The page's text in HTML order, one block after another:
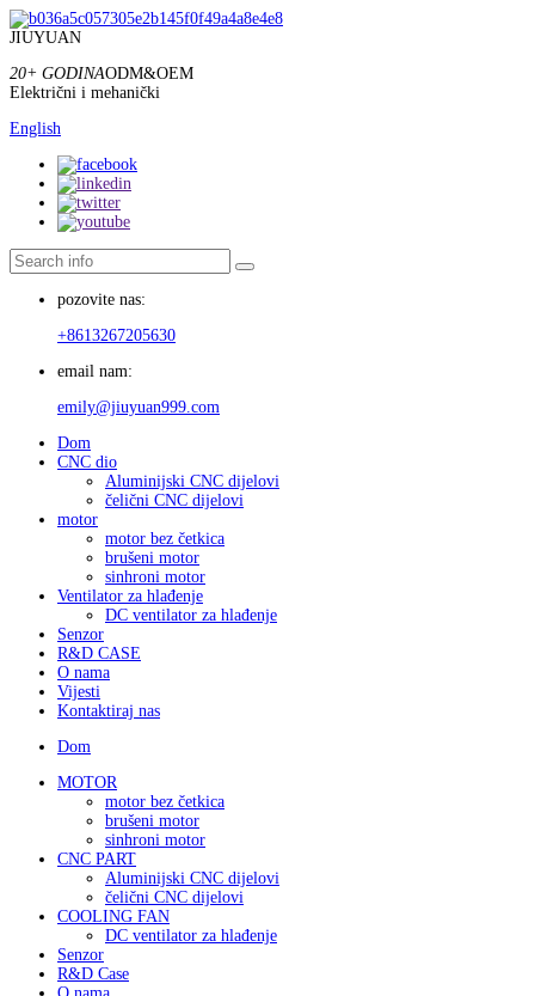
JIUYUAN
20+ GODINAODM&OEM
Električni i mehanički
English
pozovite nas:
+8613267205630
email nam:
emily@jiuyuan999.com
Dom
CNC dio
Aluminijski CNC dijelovi
čelični CNC dijelovi
motor
motor bez četkica
brušeni motor
sinhroni motor
Ventilator za hlađenje
DC ventilator za hlađenje
Senzor
R&D CASE
O nama
Vijesti
Kontaktiraj nas
Dom
MOTOR
motor bez četkica
brušeni motor
sinhroni motor
CNC PART
Aluminijski CNC dijelovi
čelični CNC dijelovi
COOLING FAN
DC ventilator za hlađenje
Senzor
R&D Case